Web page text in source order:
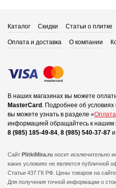
Каталог Скидки Статьи о плитке
Оплата и доставка О компании
В наших магазинах вы можете
MasterCard . Подробнее об условиях
вы можете узнать в разделе «Оплата
информацией обращайтесь к
8 (985) 185-49-84, 8 (985) 540-37-87 и
Сайт PlitkiMira.ru носит исключительно
каких условиях не является публичной
Статьи 437 ГК РФ. Цены товаров на
Для получения точной информации о